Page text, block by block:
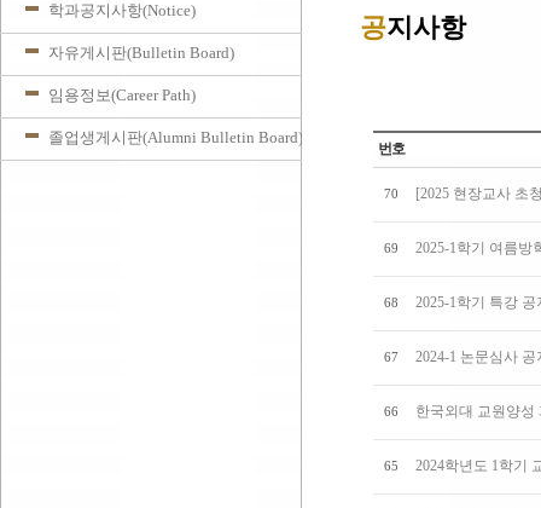
학과공지사항(Notice)
자유게시판(Bulletin Board)
임용정보(Career Path)
졸업생게시판(Alumni Bulletin Board)
공지사항
번호
70 [2025 현장교사 초
69 2025-1학기 여름
68 2025-1학기 특강
67 2024-1 논문심사
66 한국외대 교원양
65 2024학년도 1학기